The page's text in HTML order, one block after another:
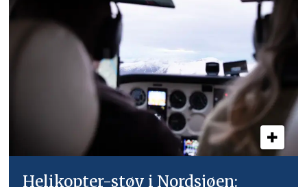
Helikopter-støy i Nordsjøen: